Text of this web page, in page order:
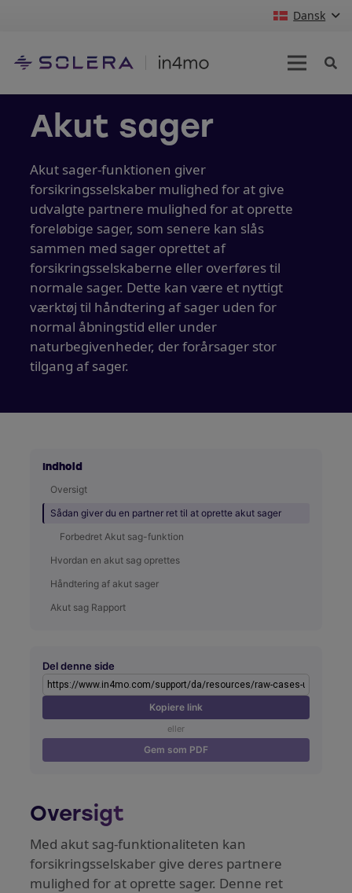
Dansk
Akut sager
Akut sager-funktionen giver
forsikringsselskaber mulighed for at give
udvalgte partnere mulighed for at oprette
foreløbige sager, som senere kan slås
sammen med sager oprettet af
forsikringsselskaberne eller overføres til
normale sager. Dette kan være et nyttigt
værktøj til håndtering af sager uden for
normal åbningstid eller under
naturbegivenheder, der forårsager stor
tilgang af sager.
Indhold
Oversigt
Sådan giver du en partner ret til at oprette akut sager
Forbedret Akut sag-funktion
Hvordan en akut sag oprettes
Håndtering af akut sager
Akut sag Rapport
Del denne side
Kopiere link
eller
Gem som PDF
Oversigt
Med akut sag-funktionaliteten kan
forsikringsselskaber give deres partnere
mulighed for at oprette sager. Denne ret